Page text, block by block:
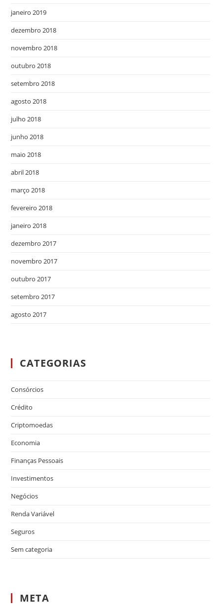
janeiro 2019
dezembro 2018
novembro 2018
outubro 2018
setembro 2018
agosto 2018
julho 2018
junho 2018
maio 2018
abril 2018
março 2018
fevereiro 2018
janeiro 2018
dezembro 2017
novembro 2017
outubro 2017
setembro 2017
agosto 2017
CATEGORIAS
Consórcios
Crédito
Criptomoedas
Economia
Finanças Pessoais
Investimentos
Negócios
Renda Variável
Seguros
Sem categoria
META